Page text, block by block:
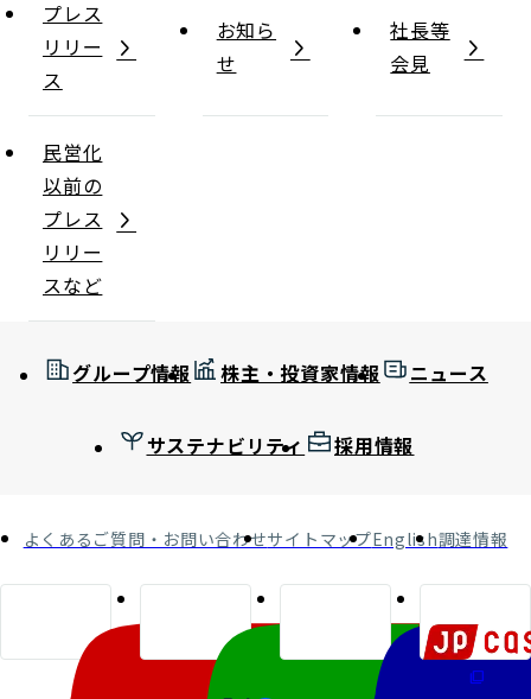
プレス
リリー
ス
お知ら
せ
社長等
会見
民営化
以前の
プレス
リリー
スなど
グループ情報 株主・投資家情報 ニュース
サステナビリティ 採用情報
よくあるご質問・お問い合わせサイトマップEnglish調達情報